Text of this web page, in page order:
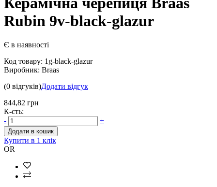
Rubin 9v-black-glazur
Є в наявності
Код товару: 1g-black-glazur
Виробник: Braas
(0 відгуків)Додати відгук
844,82 грн
К-сть:
-
+
Додати в кошик
Купити в 1 клік
OR